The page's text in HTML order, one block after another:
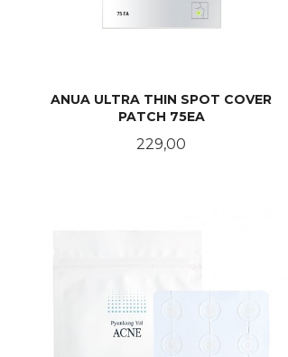
ANUA ULTRA THIN SPOT COVER
PATCH 75EA
Pris
229,00